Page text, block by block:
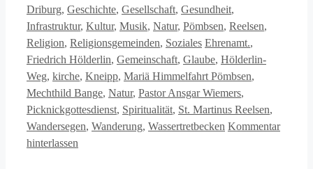
Driburg, Geschichte, Gesellschaft, Gesundheit,
Infrastruktur, Kultur, Musik, Natur, Pömbsen, Reelsen,
Religion, Religionsgemeinden, Soziales Schlagwörter
Ehrenamt.,
Friedrich Hölderlin, Gemeinschaft, Glaube, Hölderlin-
Weg, kirche, Kneipp, Mariä Himmelfahrt Pömbsen,
Mechthild Bange, Natur, Pastor Ansgar Wiemers,
Picknickgottesdienst, Spiritualität, St. Martinus Reelsen,
Wandersegen, Wanderung, Wassertretbecken Kommentar
hinterlassen